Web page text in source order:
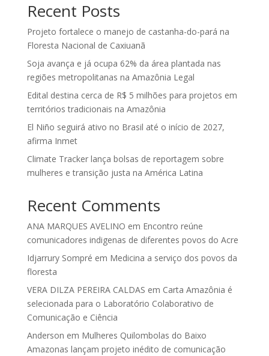
Recent Posts
Projeto fortalece o manejo de castanha-do-pará na
Floresta Nacional de Caxiuanã
Soja avança e já ocupa 62% da área plantada nas
regiões metropolitanas na Amazônia Legal
Edital destina cerca de R$ 5 milhões para projetos em
territórios tradicionais na Amazônia
El Niño seguirá ativo no Brasil até o início de 2027,
afirma Inmet
Climate Tracker lança bolsas de reportagem sobre
mulheres e transição justa na América Latina
Recent Comments
ANA MARQUES AVELINO em Encontro reúne
comunicadores indigenas de diferentes povos do Acre
Idjarrury Sompré em Medicina a serviço dos povos da
floresta
VERA DILZA PEREIRA CALDAS em Carta Amazônia é
selecionada para o Laboratório Colaborativo de
Comunicação e Ciência
Anderson em Mulheres Quilombolas do Baixo
Amazonas lançam projeto inédito de comunicação